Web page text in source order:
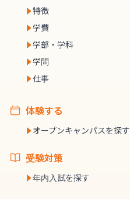
特徴
学費
学部・学科
学問
仕事
体験する
オープンキャンパスを探す
受験対策
年内入試を探す